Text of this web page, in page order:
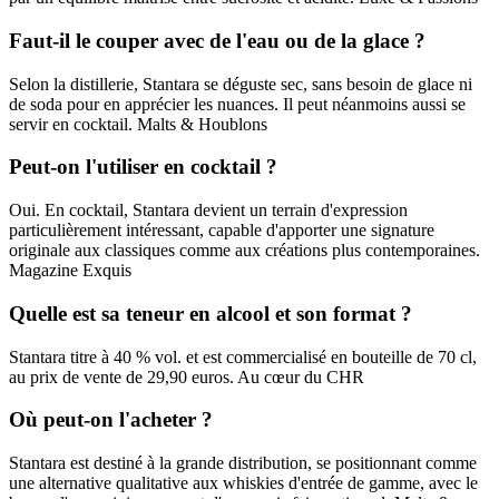
Faut-il le couper avec de l'eau ou de la glace ?
Selon la distillerie, Stantara se déguste sec, sans besoin de glace ni
de soda pour en apprécier les nuances. Il peut néanmoins aussi se
servir en cocktail. Malts & Houblons
Peut-on l'utiliser en cocktail ?
Oui. En cocktail, Stantara devient un terrain d'expression
particulièrement intéressant, capable d'apporter une signature
originale aux classiques comme aux créations plus contemporaines.
Magazine Exquis
Quelle est sa teneur en alcool et son format ?
Stantara titre à 40 % vol. et est commercialisé en bouteille de 70 cl,
au prix de vente de 29,90 euros. Au cœur du CHR
Où peut-on l'acheter ?
Stantara est destiné à la grande distribution, se positionnant comme
une alternative qualitative aux whiskies d'entrée de gamme, avec le